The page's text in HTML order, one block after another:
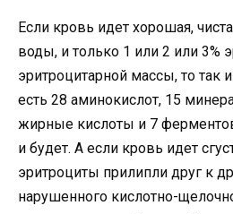
Если кровь идет хорошая,
воды, и только 1 или 2 или 3%
эритроцитарной массы, то так
есть 28 аминокислот, 15
жирные кислоты и 7
и будет. А если кровь идет
эритроциты прилипли друг к
нарушенного кислотно-